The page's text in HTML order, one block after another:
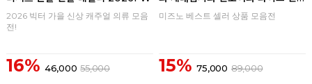
2026 빅터 가을 신상 캐주얼 의류 모음
전!
16% 46,000 55,000
발
미즈노 베스트 셀러 상품 모음전
15% 75,000 89,000